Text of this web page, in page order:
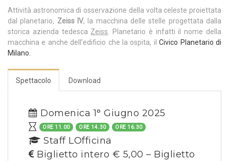
Attività astronomica di osservazione della volta celeste proiettata
dal planetario, Zeiss IV, la macchina delle stelle progettata dalla
storica azienda tedesca Zeiss. Planetario è infatti il nome della
macchina e anche dell’edificio che la ospita, ilCivico Planetario di
Milano.
Spettacolo Download
Domenica 1° Giugno 2025
ORE 11.00 ORE 14.30 ORE 16.30
Staff LOfficina
Biglietto intero € 5,00 – Biglietto